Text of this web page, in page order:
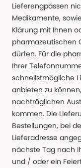
Lieferengpässen
Medikamente,
Klärung mit Ihnen
pharmazeutischen
dürfen. Für die
Ihrer
schnellstmögliche
anbieten zu
nachträglichen
kommen. Die
Bestellungen, bei
Lieferadresse
nächste Tag nach
und / oder ein